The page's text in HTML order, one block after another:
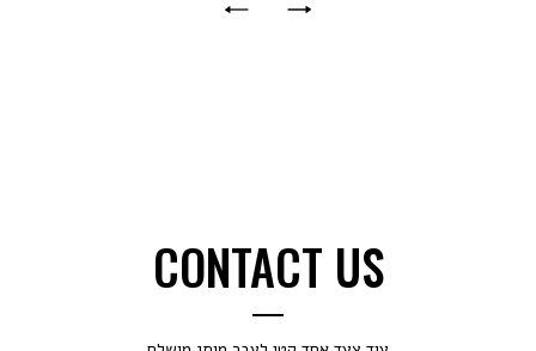
CONTACT US